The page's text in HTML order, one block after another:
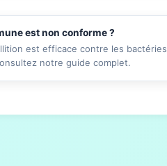
est non conforme ?
est efficace contre les
notre guide complet.